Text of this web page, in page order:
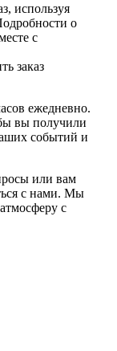
используя
о
с
заказ
ежедневно.
вы получили
событий и
или вам
с нами. Мы
с